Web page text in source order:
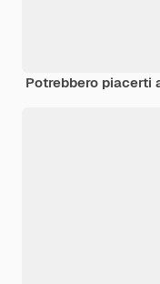
Potrebbero piacerti